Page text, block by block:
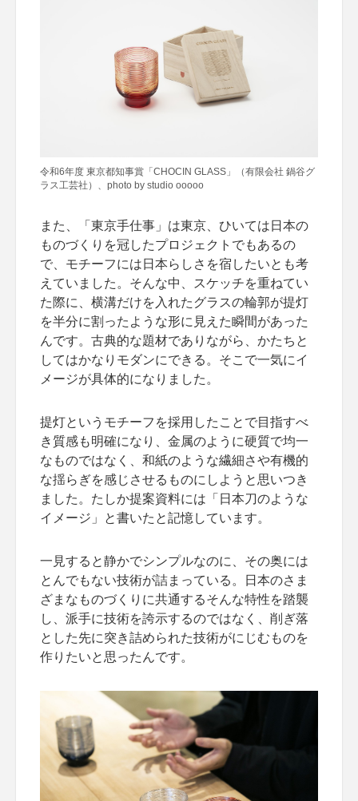
令和6年度 東京都知事賞「CHOCIN GLASS」（有限会社 鍋谷グ
ラス工芸社）、photo by studio ooooo
また、「東京手仕事」は東京、ひいては日本の
ものづくりを冠したプロジェクトでもあるの
で、モチーフには日本らしさを宿したいとも考
えていました。そんな中、スケッチを重ねてい
た際に、横溝だけを入れたグラスの輪郭が提灯
を半分に割ったような形に見えた瞬間があった
んです。古典的な題材でありながら、かたちと
してはかなりモダンにできる。そこで一気にイ
メージが具体的になりました。
提灯というモチーフを採用したことで目指すべ
き質感も明確になり、金属のように硬質で均一
なものではなく、和紙のような繊細さや有機的
な揺らぎを感じさせるものにしようと思いつき
ました。たしか提案資料には「日本刀のような
イメージ」と書いたと記憶しています。
一見すると静かでシンプルなのに、その奥には
とんでもない技術が詰まっている。日本のさま
ざまなものづくりに共通するそんな特性を踏襲
し、派手に技術を誇示するのではなく、削ぎ落
とした先に突き詰められた技術がにじむものを
作りたいと思ったんです。